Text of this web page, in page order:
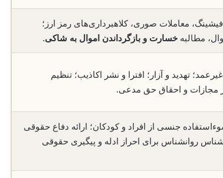
معاملات صوری، کلاهبرداری‌های رمز ارز؛
مطالبه خسارت و بازگرداندن اموال به شاکی.
تهدید و آزار؛ افترا و نشر اکاذیب؛ تنظیم
مجازات و احقاق حق مدعی.
جنسی از افراد و کودکان؛ ارائه دفاع حقوقی
روانشناس برای احراز ادله و پیگیری حقوقی